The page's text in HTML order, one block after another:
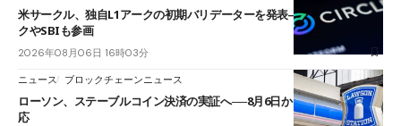
米サークル、独自L1アークの初期バリデーターを発表――ブラックロッ
クやSBIも参画
2026年08月06日 16時03分
ニュース ブロックチェーンニュース
ローソン、ステーブルコイン決済の実証へ──8月6日からJPYCやUSDC対
応